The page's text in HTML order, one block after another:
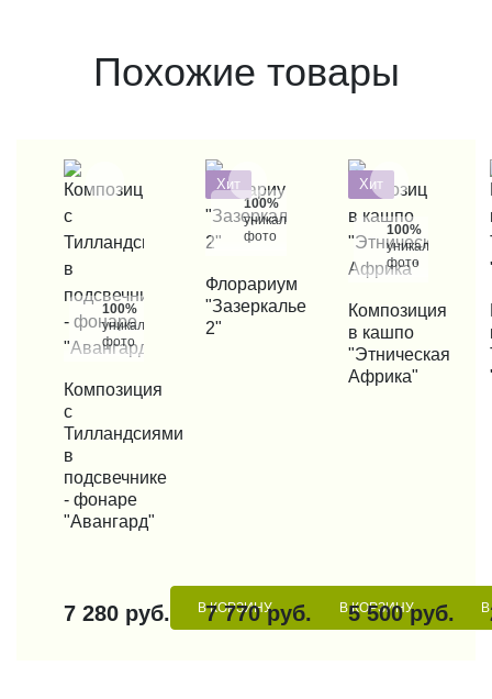
Похожие товары
100%
уникальные
фото
КУПИТЬ В 1 КЛИК
Композиция
с
Тилландсиями
в
подсвечнике
- фонаре
"Авангард"
7 280 руб. В КОРЗИНУ
Хит
100%
уникальные
фото
КУПИТЬ В 1 КЛИК
Флорариум
"Зазеркалье
2"
7 770 руб. В КОРЗИНУ
Хит
100%
уникальные
фото
КУПИТЬ В 1 КЛИК
Композиция
в кашпо
"Этническая
Африка"
5 500 руб.